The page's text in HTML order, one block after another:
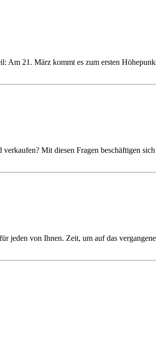
Am 21. März kommt es zum ersten
Mit diesen Fragen beschäftigen
jeden von Ihnen. Zeit, um auf das